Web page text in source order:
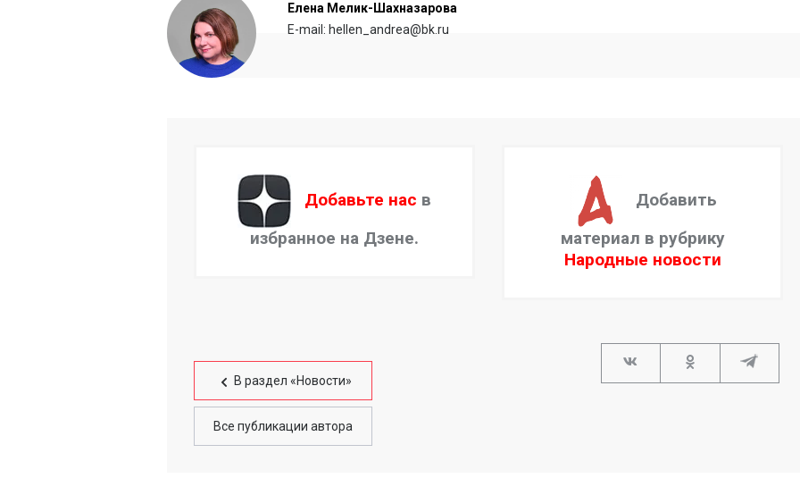
Елена Мелик-Шахназарова
E-mail: hellen_andrea@bk.ru
Добавьте нас в
избранное на Дзене.
Добавить
материал в рубрику
Народные новости
В раздел «Новости»
Все публикации автора